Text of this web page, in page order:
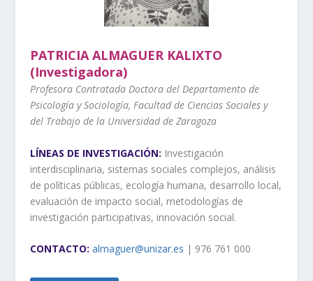
PATRICIA ALMAGUER KALIXTO
(Investigadora)
Profesora Contratada Doctora del Departamento de
Psicología y Sociología, Facultad de Ciencias Sociales y
del Trabajo de la Universidad de Zaragoza
LÍNEAS DE INVESTIGACIÓN: Investigación
interdisciplinaria, sistemas sociales complejos, análisis
de políticas públicas, ecología humana, desarrollo local,
evaluación de impacto social, metodologías de
investigación participativas, innovación social.
CONTACTO: almaguer@unizar.es | 976 761 000